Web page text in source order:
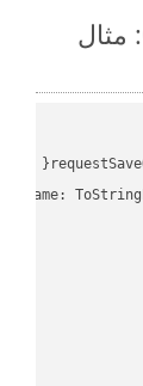
كيفية تحويل OTT to GIF على Go: مثال